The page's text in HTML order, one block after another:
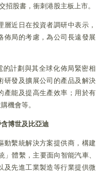
招股書，衝刺港股主板上市。
近日在投資者調研中表示，
佈局的考慮，為公司長遠發展
計劃與其全球化佈局緊密相
研發及擴展公司的產品及解決
產能及提高生產效率；用於有
機會等。
博世及比亞迪
動繫統解決方案提供商，構建
體繫，主要面向智能汽車、
及先進工業製造等行業提供微